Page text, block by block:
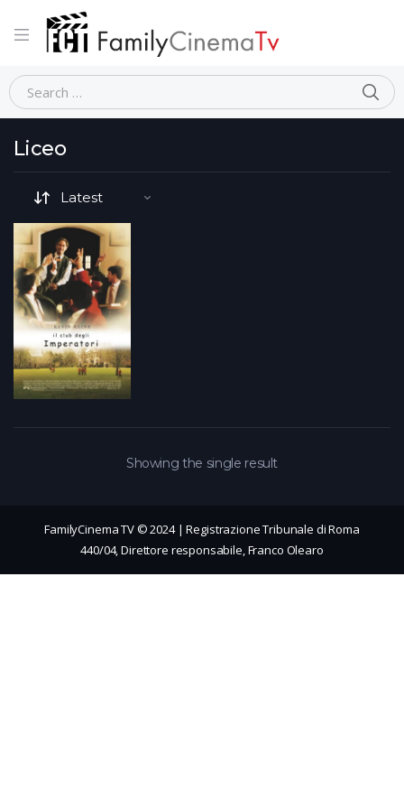
Home
Liceo
Showing the single result
FamilyCinema TV © 2024 | Registrazione Tribunale di Roma
440/04, Direttore responsabile, Franco Olearo